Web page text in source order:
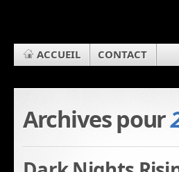
ACCUEIL CONTACT
Archives pour